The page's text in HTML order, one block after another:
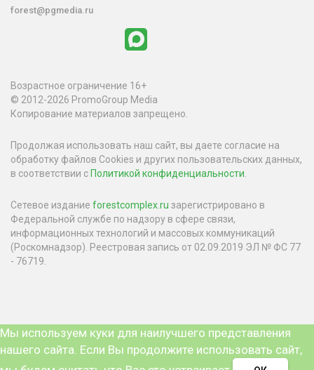
forest@pgmedia.ru
Возрастное ограничение 16+
© 2012-2026 PromoGroup Media
Копирование материалов запрещено.
Продолжая использовать наш сайт, вы даете согласие на
обработку файлов Cookies и других пользовательских данных,
в соответствии с Политикой конфиденциальности.
Сетевое издание forestcomplex.ru зарегистрировано в
Федеральной службе по надзору в сфере связи,
информационных технологий и массовых коммуникаций
(Роскомнадзор). Реестровая запись от 02.09.2019 ЭЛ № ФС 77
- 76719.
Мы используем куки для наилучшего представления
нашего сайта. Если Вы продолжите использовать сайт,